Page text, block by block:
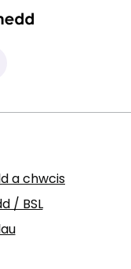
Facebook
tab newydd)
tab newydd)
agor mewn tab
a chwcis
/ BSL